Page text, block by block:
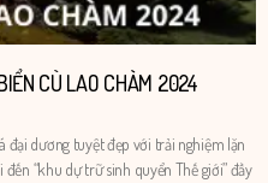
CÙ LAO CHÀM 2024
dương tuyệt đẹp với trải nghiệm lặn
“khu dự trữ sinh quyển Thế giới” đầy